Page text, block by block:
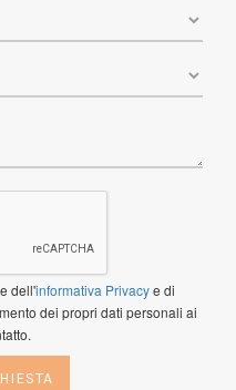
dell'informativa Privacye di
dei propri dati personali ai